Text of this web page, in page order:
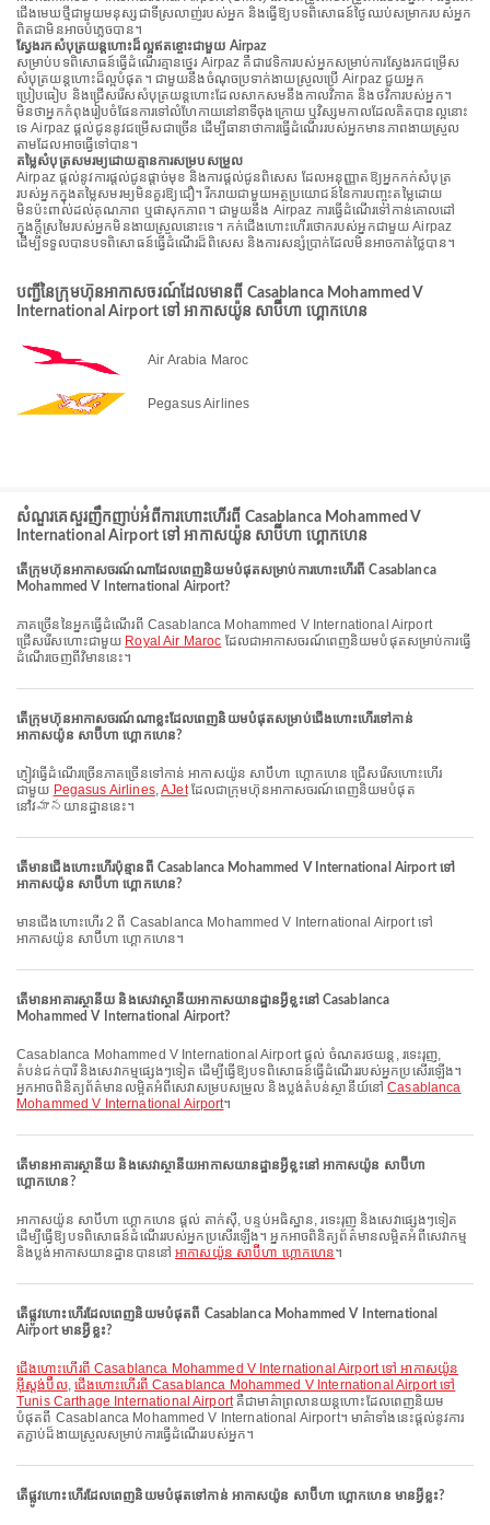
ជើងមេឃថ្មីជាមួយមនុស្សជាទីស្រលាញ់របស់អ្នក និងធ្វើឱ្យបទពិសោធន៍ថ្ងៃឈប់សម្រាករបស់អ្នក
ពិតជាមិនអាចបំភ្លេចបាន។
ស្វែងរកសំបុត្រយន្តហោះដ៏ល្អឥតខ្ចោះជាមួយ Airpaz
សម្រាប់បទពិសោធន៍ធ្វើដំណើរគ្មានថ្នេរ Airpaz គឺជាវេទិការបស់អ្នកសម្រាប់ការស្វែងរកជម្រើស
សំបុត្រយន្តហោះដ៏ល្អបំផុត។ ជាមួយនឹងចំណុចប្រទាក់ងាយស្រួលប្រើ Airpaz ជួយអ្នក
ប្រៀបធៀប និងជ្រើសរើសសំបុត្រយន្តហោះដែលសាកសមនឹងកាលវិភាគ និងថវិការបស់អ្នក។
មិនថាអ្នកកំពុងរៀបចំផែនការទៅលំហែកាយនៅនាទីចុងក្រោយ ឬវិស្សមកាលដែលគិតបានល្អនោះ
ទេ Airpaz ផ្តល់ជូននូវជម្រើសជាច្រើន ដើម្បីធានាថាការធ្វើដំណើររបស់អ្នកមានភាពងាយស្រួល
តាមដែលអាចធ្វើទៅបាន។
តម្លៃសំបុត្រសមរម្យដោយគ្មានការសម្របសម្រួល
Airpaz ផ្តល់នូវការផ្តល់ជូនផ្តាច់មុខ និងការផ្តល់ជូនពិសេស ដែលអនុញ្ញាតឱ្យអ្នកកក់សំបុត្រ
របស់អ្នកក្នុងតម្លៃសមរម្យមិនគួរឱ្យជឿ។ រីករាយជាមួយអត្ថប្រយោជន៍នៃការបញ្ចុះតម្លៃដោយ
មិនប៉ះពាល់ដល់គុណភាព ឬផាសុកភាព។ ជាមួយនឹង Airpaz ការធ្វើដំណើរទៅកាន់គោលដៅ
ក្នុងក្តីស្រមៃរបស់អ្នកមិនងាយស្រួលនោះទេ។ កក់ជើងហោះហើរថោករបស់អ្នកជាមួយ Airpaz
ដើម្បីទទួលបានបទពិសោធន៍ធ្វើដំណើរដ៏ពិសេស និងការសន្សំប្រាក់ដែលមិនអាចកាត់ថ្លៃបាន។
បញ្ជីនៃក្រុមហ៊ុនអាកាសចរណ៍ដែលមានពី Casablanca Mohammed V
International Airport ទៅ អាកាសយ៉ូន សាប៊ីហា ហ្គោកហេន
Air Arabia Maroc
Pegasus Airlines
សំណួរគេសួរញឹកញាប់អំពីការហោះហើរពី Casablanca Mohammed V
International Airport ទៅ អាកាសយ៉ូន សាប៊ីហា ហ្គោកហេន
តើក្រុមហ៊ុនអាកាសចរណ៍ណាដែលពេញនិយមបំផុតសម្រាប់ការហោះហើរពី Casablanca
Mohammed V International Airport?
ភាគច្រើននៃអ្នកធ្វើដំណើរពី Casablanca Mohammed V International Airport
ជ្រើសរើសហោះជាមួយ Royal Air Maroc ដែលជាអាកាសចរណ៍ពេញនិយមបំផុតសម្រាប់ការធ្វើ
ដំណើរចេញពីវិមាននេះ។
តើក្រុមហ៊ុនអាកាសចរណ៍ណាខ្លះដែលពេញនិយមបំផុតសម្រាប់ជើងហោះហើរទៅកាន់
អាកាសយ៉ូន សាប៊ីហា ហ្គោកហេន?
ភ្ញៀវធ្វើដំណើរច្រើនភាគច្រើនទៅកាន់ អាកាសយ៉ូន សាប៊ីហា ហ្គោកហេន ជ្រើសរើសហោះហើរ
ជាមួយ Pegasus Airlines,AJetដែលជាក្រុមហ៊ុនអាកាសចរណ៍ពេញនិយមបំផុត
នៅវిమానយានដ្ឋាននេះ។
តើមានជើងហោះហើរប៉ុន្មានពី Casablanca Mohammed V International Airport ទៅ
អាកាសយ៉ូន សាប៊ីហា ហ្គោកហេន?
មានជើងហោះហើរ 2 ពី Casablanca Mohammed V International Airport ទៅ
អាកាសយ៉ូន សាប៊ីហា ហ្គោកហេន។
តើមានអាគារស្ថានីយ និងសេវាស្ថានីយអាកាសយានដ្ឋានអ្វីខ្លះនៅ Casablanca
Mohammed V International Airport?
Casablanca Mohammed V International Airport ផ្តល់ ចំណតរថយន្ត, រទេះរុញ,
តំបន់ជក់បារី និងសេវាកម្មផ្សេងៗទៀត ដើម្បីធ្វើឱ្យបទពិសោធន៍ធ្វើដំណើររបស់អ្នកប្រសើរឡើង។
អ្នកអាចពិនិត្យព័ត៌មានលម្អិតអំពីសេវាសម្របសម្រួល និងប្លង់តំបន់ស្ថានីយ៍នៅCasablanca
Mohammed V International Airport។
តើមានអាគារស្ថានីយ និងសេវាស្ថានីយអាកាសយានដ្ឋានអ្វីខ្លះនៅ អាកាសយ៉ូន សាប៊ីហា
ហ្គោកហេន?
អាកាសយ៉ូន សាប៊ីហា ហ្គោកហេន ផ្តល់ តាក់ស៊ី, បន្ទប់អធិស្ឋាន, រទេះរុញ និងសេវាផ្សេងៗទៀត
ដើម្បីធ្វើឱ្យបទពិសោធន៍ដំណើររបស់អ្នកប្រសើរឡើង។ អ្នកអាចពិនិត្យព័ត៌មានលម្អិតអំពីសេវាកម្ម
និងប្លង់អាកាសយានដ្ឋានបាននៅអាកាសយ៉ូន សាប៊ីហា ហ្គោកហេន។
តើផ្លូវហោះហើរដែលពេញនិយមបំផុតពី Casablanca Mohammed V International
Airport មានអ្វីខ្លះ?
ជើងហោះហើរពី Casablanca Mohammed V International Airport ទៅ អាកាសយ៉ូន
អ៊ីស្តង់ប៊ឺល, ជើងហោះហើរពី Casablanca Mohammed V International Airport ទៅ
Tunis Carthage International Airportគឺជាមាគ៌ាព្រលានយន្តហោះដែលពេញនិយម
បំផុតពី Casablanca Mohammed V International Airport។ មាគ៌ាទាំងនេះផ្តល់នូវការ
តភ្ជាប់ដ៏ងាយស្រួលសម្រាប់ការធ្វើដំណើររបស់អ្នក។
តើផ្លូវហោះហើរដែលពេញនិយមបំផុតទៅកាន់ អាកាសយ៉ូន សាប៊ីហា ហ្គោកហេន មានអ្វីខ្លះ?